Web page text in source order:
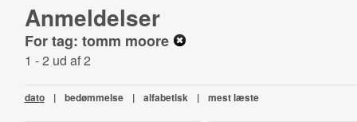
Anmeldelser
For tag: tomm moore
1 - 2 ud af 2
dato | bedømmelse | alfabetisk | mest læste